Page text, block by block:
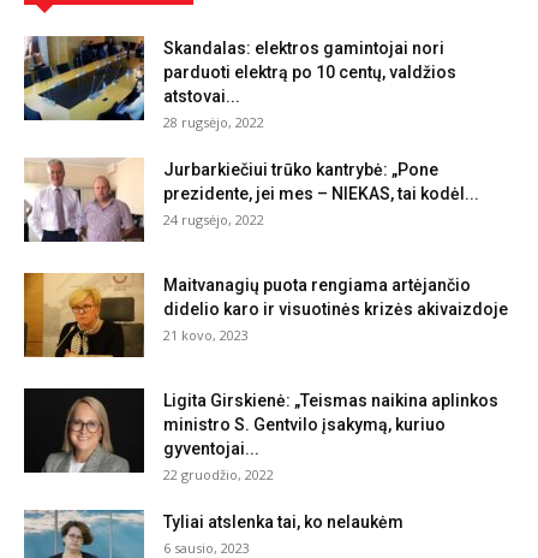
Skandalas: elektros gamintojai nori
parduoti elektrą po 10 centų, valdžios
atstovai...
28 rugsėjo, 2022
Jurbarkiečiui trūko kantrybė: „Pone
prezidente, jei mes – NIEKAS, tai kodėl...
24 rugsėjo, 2022
Maitvanagių puota rengiama artėjančio
didelio karo ir visuotinės krizės akivaizdoje
21 kovo, 2023
Ligita Girskienė: „Teismas naikina aplinkos
ministro S. Gentvilo įsakymą, kuriuo
gyventojai...
22 gruodžio, 2022
Tyliai atslenka tai, ko nelaukėm
6 sausio, 2023